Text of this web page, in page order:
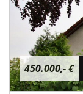
450.000,- €